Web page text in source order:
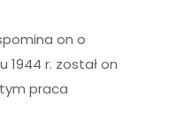
on o
1944 r. został on
praca